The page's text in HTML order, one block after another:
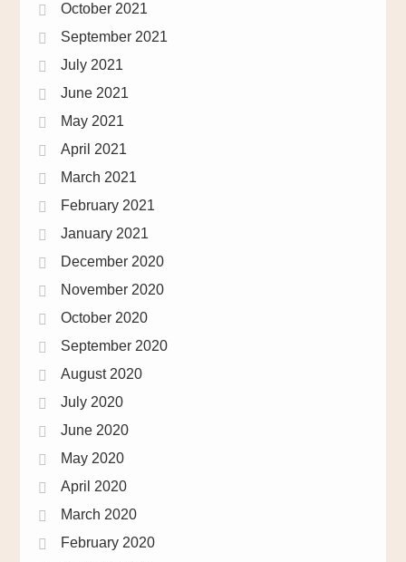
October 2021
September 2021
July 2021
June 2021
May 2021
April 2021
March 2021
February 2021
January 2021
December 2020
November 2020
October 2020
September 2020
August 2020
July 2020
June 2020
May 2020
April 2020
March 2020
February 2020